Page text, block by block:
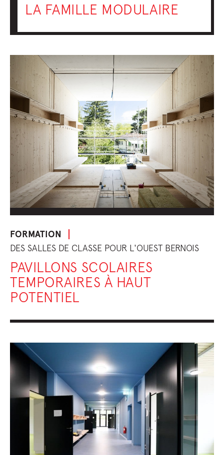
LA FAMILLE MODULAIRE
FORMATION
DES SALLES DE CLASSE POUR L'OUEST BERNOIS
PAVILLONS SCOLAIRES
TEMPORAIRES À HAUT
POTENTIEL